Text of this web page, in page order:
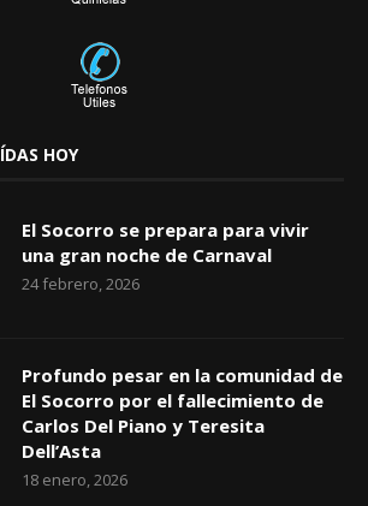
HOY
El Socorro se prepara para vivir
una gran noche de Carnaval
24 febrero, 2026
Profundo pesar en la comunidad de
El Socorro por el fallecimiento de
Carlos Del Piano y Teresita
Dell’Asta
18 enero, 2026